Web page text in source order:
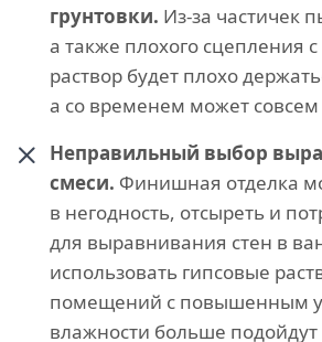
грунтовки. Из-за частичек
а также плохого сцепления
раствор будет плохо
а со временем может совсем
Неправильный выбор
смеси. Финишная отделка
в негодность, отсыреть и
для выравнивания стен в
использовать гипсовые
помещений с повышенным
влажности больше подойдут